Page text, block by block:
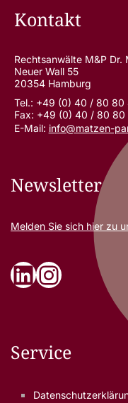
Kontakt
Rechtsanwälte M&P
Neuer Wall 55
20354 Hamburg
Tel.: +49 (0) 40 / 80 80
Fax: +49 (0) 40 / 80 80
E-Mail: info@matzen-
Newsletter
Melden Sie sich hier zu
LinkedIn
Service